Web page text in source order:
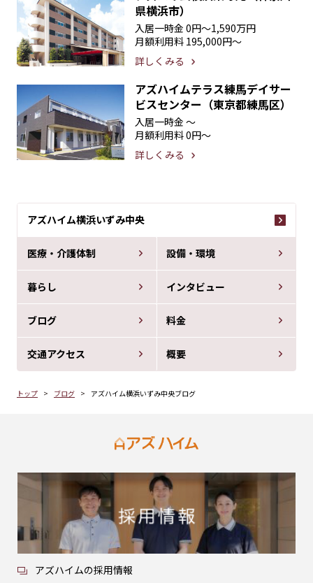
アズハイム横浜いずみ中央
医療・介護体制 設備・環境
暮らし インタビュー
ブログ 料金
交通アクセス 概要
トップ ブログ アズハイム横浜いずみ中央ブログ
県横浜市）
入居一時金 0円〜1,590万円
月額利用料 195,000円〜
詳しくみる
アズハイムテラス練馬デイサー
ビスセンター（東京都練馬区）
入居一時金 〜
月額利用料0円〜
詳しくみる
アズハイムの採用情報